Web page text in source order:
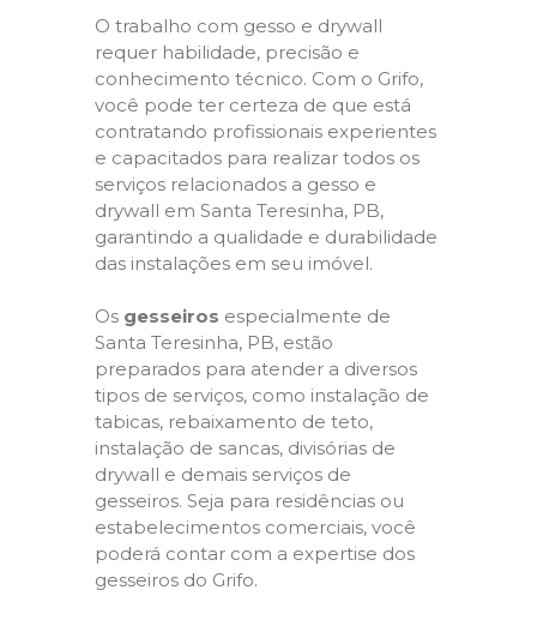
O trabalho com gesso e drywall
requer habilidade, precisão e
conhecimento técnico. Com o Grifo,
você pode ter certeza de que está
contratando profissionais experientes
e capacitados para realizar todos os
serviços relacionados a gesso e
drywall em Santa Teresinha, PB,
garantindo a qualidade e durabilidade
das instalações em seu imóvel.
Os gesseiros especialmente de
Santa Teresinha, PB, estão
preparados para atender a diversos
tipos de serviços, como instalação de
tabicas, rebaixamento de teto,
instalação de sancas, divisórias de
drywall e demais serviços de
gesseiros. Seja para residências ou
estabelecimentos comerciais, você
poderá contar com a expertise dos
gesseiros do Grifo.